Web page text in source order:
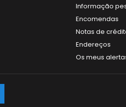
Informação
Encomendas
Notas de
Endereços
Os meus